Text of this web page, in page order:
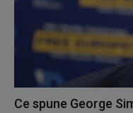
Ce spune George